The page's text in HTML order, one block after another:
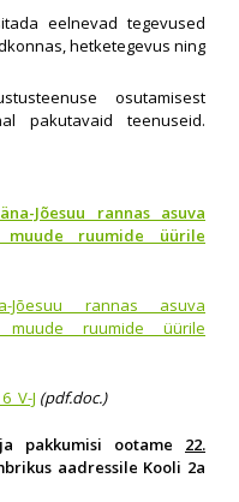
eelnevad tegevused
hetketegevus ning
osutamisest
pakutavaid teenuseid.
Jõesuu rannas asuva
muude ruumide üürile
Jõesuu rannas asuva
muude ruumide üürile
J (pdf.doc.)
pakkumisi ootame 22.
aadressile Kooli 2a